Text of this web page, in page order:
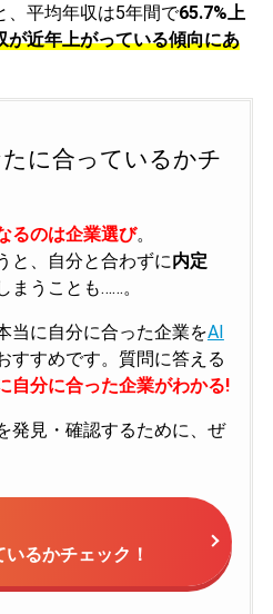
、平均年収は5年間で65.7%上
が近年上がっている傾向にあ
に合っているかチ
るのは企業選び。
と、自分と合わずに内定
まうことも……。
当に自分に合った企業をAI
すすめです。質問に答える
自分に合った企業がわかる!
発見・確認するために、ぜ
るかチェック！